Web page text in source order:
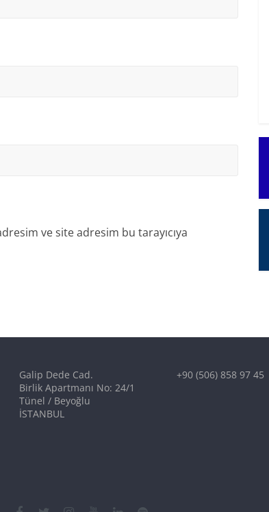
ve site adresim bu tarayıcıya
Galip Dede Cad.
Birlik Apartmanı No: 24/1
Tünel / Beyoğlu
İSTANBUL
+90 (506) 858 97 45